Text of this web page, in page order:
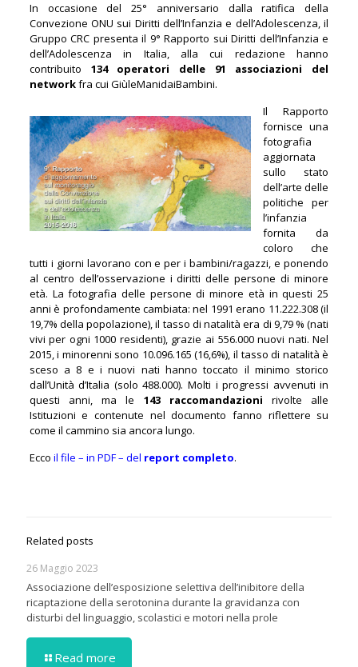
In occasione del 25° anniversario dalla ratifica della
Convezione ONU sui Diritti dell’Infanzia e dell’Adolescenza, il
Gruppo CRC presenta il 9° Rapporto sui Diritti dell’Infanzia e
dell’Adolescenza in Italia, alla cui redazione hanno
contribuito 134 operatori delle 91 associazioni del
networkfra cui GiùleManidaiBambini.
Il Rapporto
fornisce una
fotografia
aggiornata
sullo stato
dell’arte delle
politiche per
l’infanzia
fornita da
coloro che
tutti i giorni lavorano con e per i bambini/ragazzi, e ponendo
al centro dell’osservazione i diritti delle persone di minore
età. La fotografia delle persone di minore età in questi 25
anni è profondamente cambiata: nel 1991 erano 11.222.308 (il
19,7% della popolazione), il tasso di natalità era di 9,79 % (nati
vivi per ogni 1000 residenti), grazie ai 556.000 nuovi nati. Nel
2015, i minorenni sono 10.096.165 (16,6%), il tasso di natalità è
sceso a 8 e i nuovi nati hanno toccato il minimo storico
dall’Unità d’Italia (solo 488.000). Molti i progressi avvenuti in
questi anni, ma le 143 raccomandazioni rivolte alle
Istituzioni e contenute nel documento fanno riflettere su
come il cammino sia ancora lungo.
Ecco il file – in PDF – del report completo.
Related posts
26 Maggio 2023
Associazione dell’esposizione selettiva dell’inibitore della
ricaptazione della serotonina durante la gravidanza con
disturbi del linguaggio, scolastici e motori nella prole
Read more